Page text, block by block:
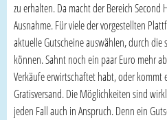
zu erhalten. Da macht der Bereich
Ausnahme. Für viele der vorgestellten
aktuelle Gutscheine auswählen, durch die
können. Sahnt noch ein paar Euro mehr
Verkäufe erwirtschaftet habt, oder kommt
Gratisversand. Die Möglichkeiten sind
jeden Fall auch in Anspruch. Denn ein